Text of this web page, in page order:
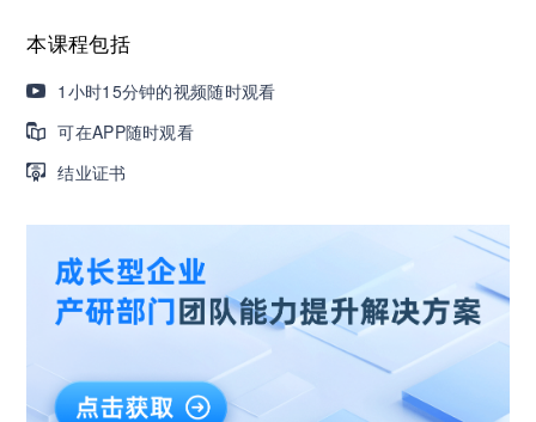
AI职场发展实战课：深度解读AI在不同职业场景下
的业务赋能
🔥精选10门AI王牌课：助你成功入行AI岗位，🚀
三节课X工信部AI岗位能力认证 · 全国合伙人招
募！
本课程包括
1小时15分钟的视频随时观看
可在APP随时观看
结业证书